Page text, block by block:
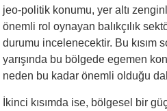
jeo-politik konumu, yer altı
önemli rol oynayan balıkçılık
durumu incelenecektir. Bu kısım
yarışında bu bölgede egemen
neden bu kadar önemli olduğu
İkinci kısımda ise, bölgesel bir